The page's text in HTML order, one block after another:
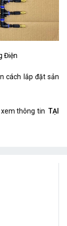
Điện
cách lắp đặt sản
xem thông tin TẠI